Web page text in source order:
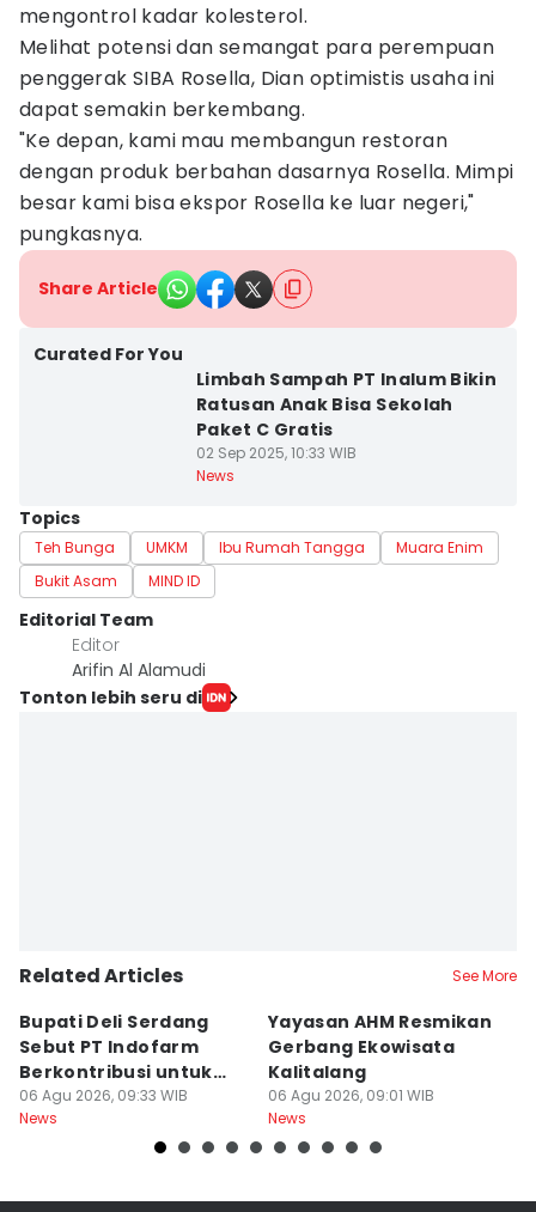
mengontrol kadar kolesterol.
Melihat potensi dan semangat para perempuan
penggerak SIBA Rosella, Dian optimistis usaha ini
dapat semakin berkembang.
"Ke depan, kami mau membangun restoran
dengan produk berbahan dasarnya Rosella. Mimpi
besar kami bisa ekspor Rosella ke luar negeri,"
pungkasnya.
Share Article
Curated For You
Limbah Sampah PT Inalum Bikin
Ratusan Anak Bisa Sekolah
Paket C Gratis
02 Sep 2025, 10:33 WIB
News
Topics
Teh Bunga UMKM Ibu Rumah Tangga
Muara Enim
Bukit Asam
MIND ID
Editorial Team
Editor
Arifin Al Alamudi
Tonton lebih seru di
Related Articles See More
Bupati Deli Serdang
Sebut PT Indofarm
Berkontribusi untuk
Perekonomian
06 Agu 2026, 09:33 WIB
News
Yayasan AHM Resmikan
Gerbang Ekowisata
Kalitalang
06 Agu 2026, 09:01 WIB
News